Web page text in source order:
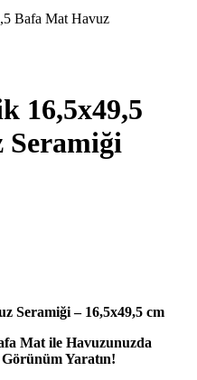
16,5x49,5
Seramiği
Seramiği – 16,5x49,5 cm
Mat ile Havuzunuzda
Yaratın!